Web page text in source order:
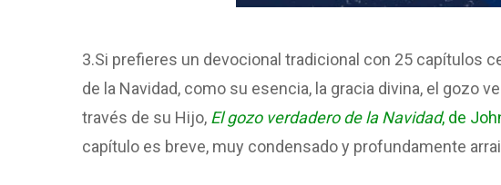
3.Si prefieres un devocional tradicional con 25 capítulos
de la Navidad, como su esencia, la gracia divina, el gozo
través de su Hijo, El gozo verdadero de la Navidad, de
capítulo es breve, muy condensado y profundamente